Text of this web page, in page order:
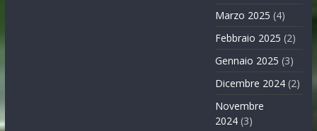
Marzo 2025 (4)
Febbraio 2025 (2)
Gennaio 2025 (3)
Dicembre 2024 (2)
Novembre
2024 (3)